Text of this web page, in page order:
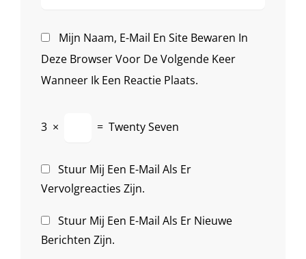
Mijn Naam, E-Mail En Site Bewaren In
Deze Browser Voor De Volgende Keer
Wanneer Ik Een Reactie Plaats.
3 × = Twenty Seven
Stuur Mij Een E-Mail Als Er
Vervolgreacties Zijn.
Stuur Mij Een E-Mail Als Er Nieuwe
Berichten Zijn.